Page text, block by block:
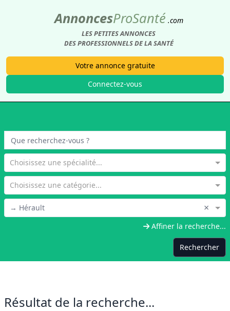
AnnoncesProSanté .com
LES PETITES ANNONCES
DES PROFESSIONNELS DE LA SANTÉ
Votre annonce gratuite
Connectez-vous
Choisissez une spécialité...
Choisissez une catégorie...
→ Hérault ×
Affiner la recherche...
Rechercher
Résultat de la recherche...